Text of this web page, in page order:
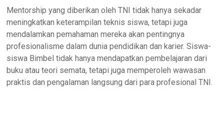
Mentorship yang diberikan oleh TNI tidak hanya sekadar
meningkatkan keterampilan teknis siswa, tetapi juga
mendalamkan pemahaman mereka akan pentingnya
profesionalisme dalam dunia pendidikan dan karier. Siswa-
siswa Bimbel tidak hanya mendapatkan pembelajaran dari
buku atau teori semata, tetapi juga memperoleh wawasan
praktis dan pengalaman langsung dari para profesional TNI.